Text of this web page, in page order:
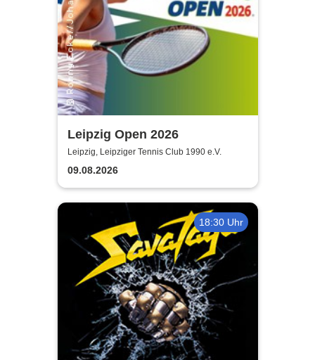
Leipzig Open 2026
Leipzig, Leipziger Tennis Club 1990 e.V.
09.08.2026
18:30 Uhr